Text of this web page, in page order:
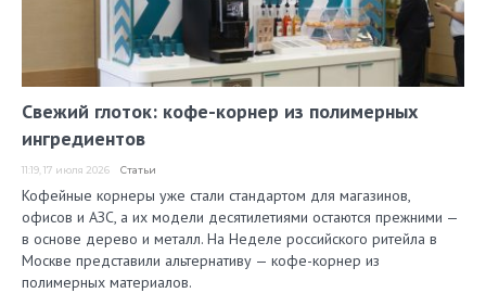
Свежий глоток: кофе-корнер из полимерных
ингредиентов
11:19, 17 июля 2026 Статьи
Кофейные корнеры уже стали стандартом для магазинов,
офисов и АЗС, а их модели десятилетиями остаются прежними —
в основе дерево и металл. На Неделе российского ритейла в
Москве представили альтернативу — кофе-корнер из
полимерных материалов.